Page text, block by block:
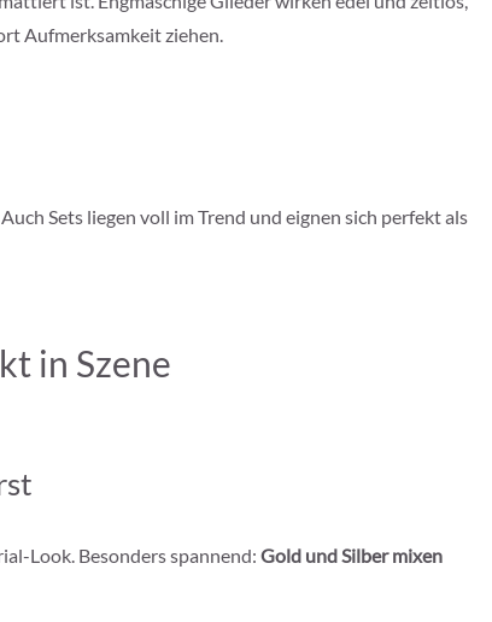
Aufmerksamkeit ziehen.
Sets liegen voll im Trend und eignen sich perfekt als
in Szene
Look. Besonders spannend: Gold und Silber mixen